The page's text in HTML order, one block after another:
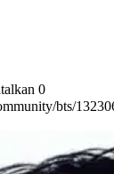
0
bts/